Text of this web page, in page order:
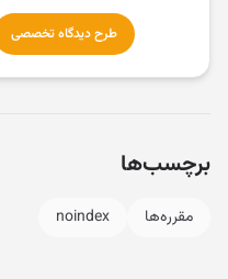
طرح دیدگاه تخصصی
برچسب‌ها
مقرره‌ها noindex